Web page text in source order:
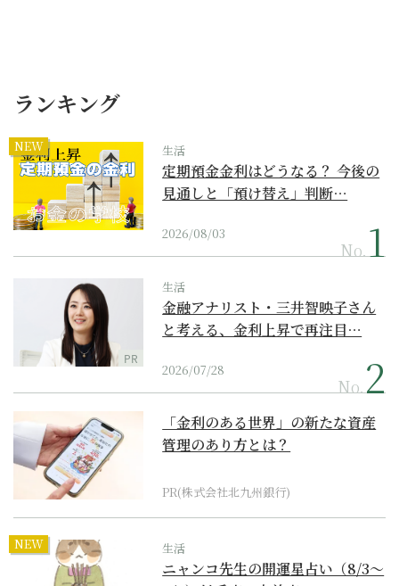
ランキング
NEW 生活
定期預金金利はどうなる？ 今後の
見通しと「預け替え」判断…
2026/08/03
No.
PR
生活
金融アナリスト・三井智映子さん
と考える、金利上昇で再注目…
2026/07/28
No.
「金利のある世界」の新たな資産
管理のあり方とは？
PR(株式会社北九州銀行)
NEW 生活
ニャンコ先生の開運星占い（8/3～